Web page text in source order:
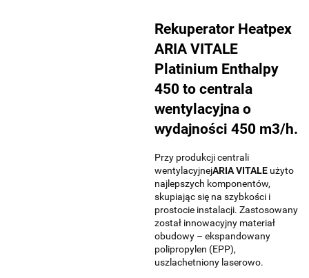
Rekuperator Heatpex
ARIA VITALE
Platinium Enthalpy
450 to centrala
wentylacyjna o
wydajności 450 m3/h.
Przy produkcji centrali
wentylacyjnejARIA VITALE użyto
najlepszych komponentów,
skupiając się na szybkości i
prostocie instalacji. Zastosowany
został innowacyjny materiał
obudowy – ekspandowany
polipropylen (EPP),
uszlachetniony laserowo.